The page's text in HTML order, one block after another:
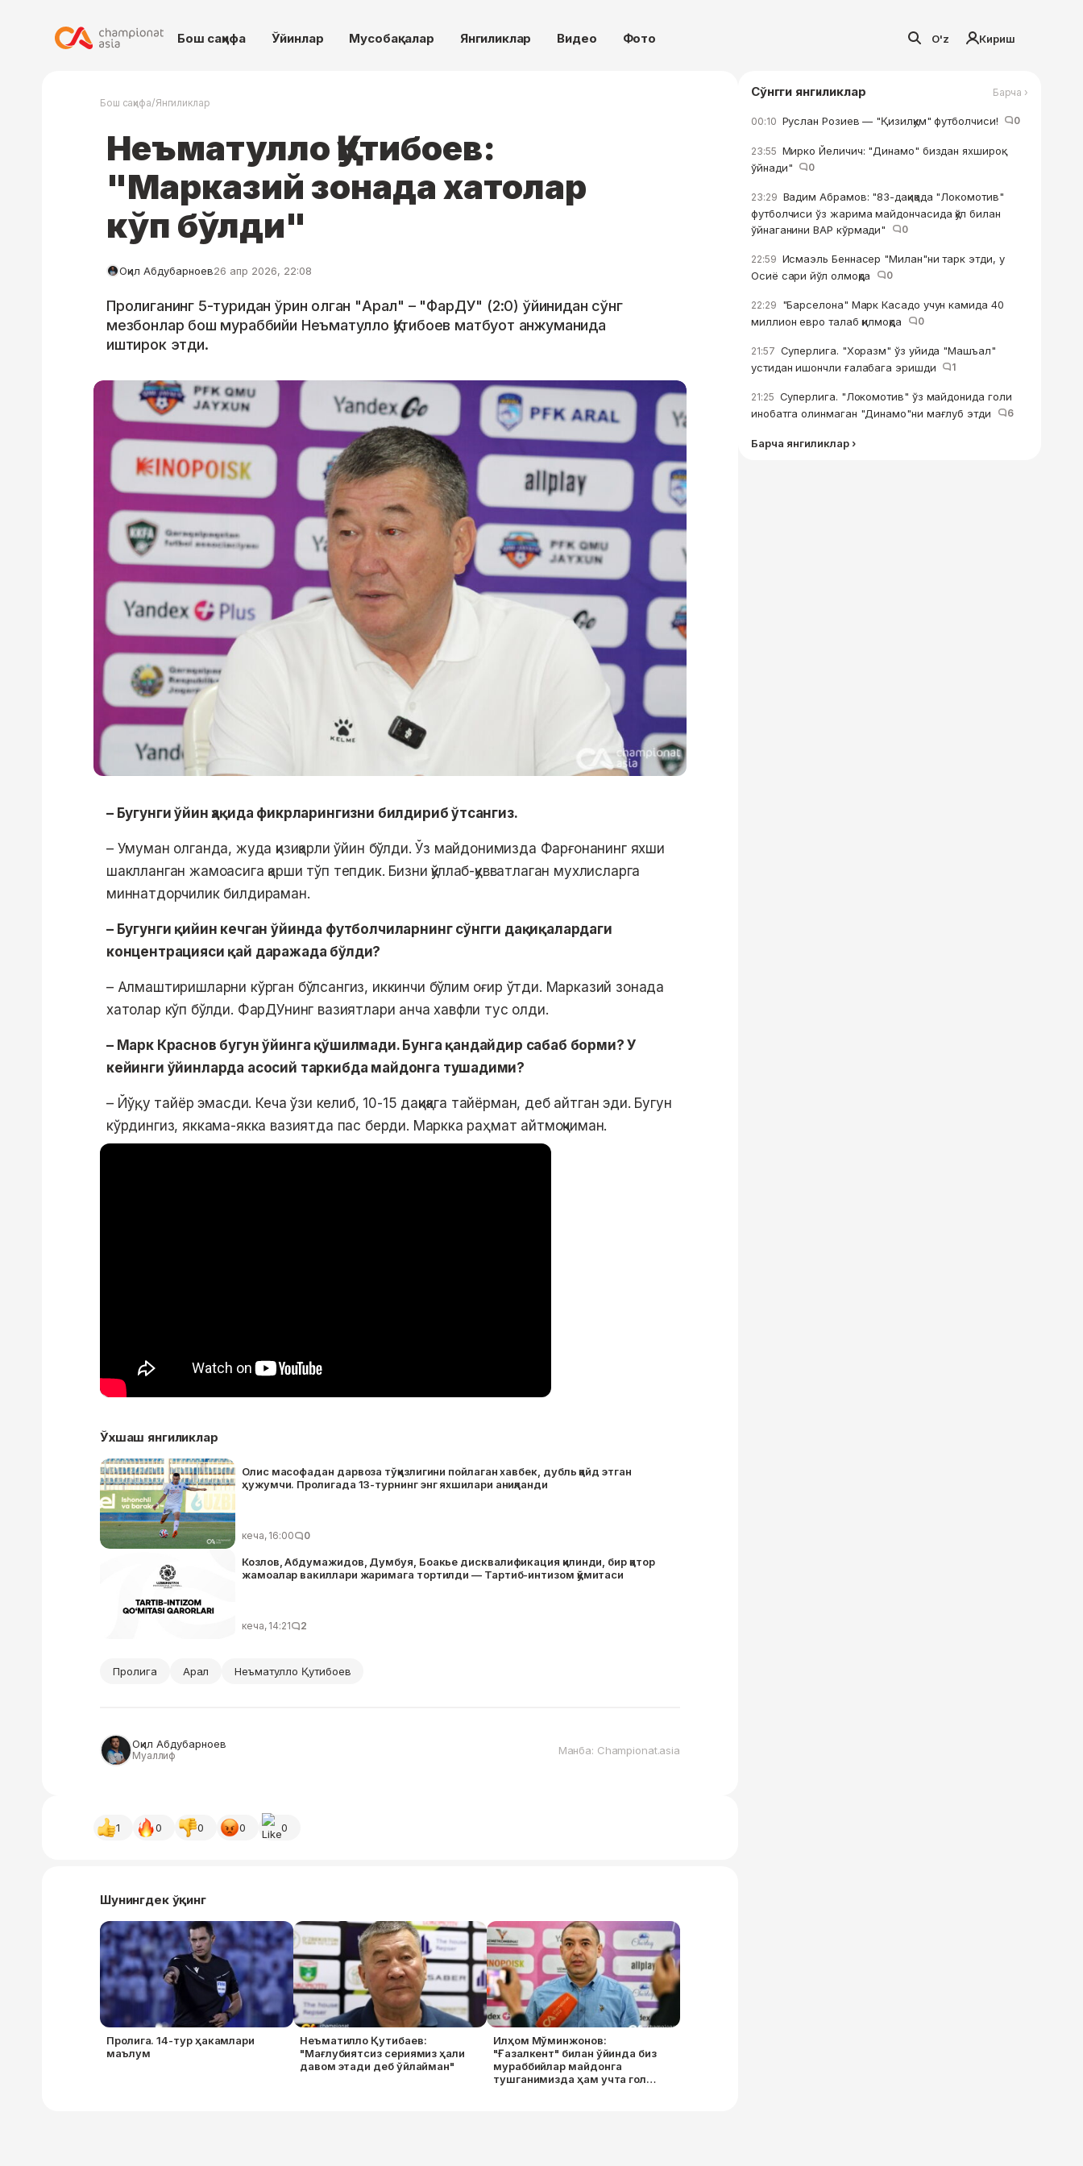
Бош саҳифа Ўйинлар Мусобақалар Янгиликлар Видео Фото O'z Кириш
Бош саҳифа/Янгиликлар
Неъматулло Қутибоев:
"Марказий зонада хатолар
кўп бўлди"
Оқил Абдубарноев26 апр 2026, 22:08
Пролиганинг 5-туридан ўрин олган "Арал" – "ФарДУ" (2:0) ўйинидан сўнг
мезбонлар бош мураббийи Неъматулло Қутибоев матбуот анжуманида
иштирок этди.
– Бугунги ўйин ҳақида фикрларингизни билдириб ўтсангиз.
– Умуман олганда, жуда қизиқарли ўйин бўлди. Ўз майдонимизда Фарғонанинг яхши
шаклланган жамоасига қарши тўп тепдик. Бизни қўллаб-қувватлаган мухлисларга
миннатдорчилик билдираман.
– Бугунги қийин кечган ўйинда футболчиларнинг сўнгги дақиқалардаги
концентрацияси қай даражада бўлди?
– Алмаштиришларни кўрган бўлсангиз, иккинчи бўлим оғир ўтди. Марказий зонада
хатолар кўп бўлди. ФарДУнинг вазиятлари анча хавфли тус олди.
– Марк Краснов бугун ўйинга қўшилмади. Бунга қандайдир сабаб борми? У
кейинги ўйинларда асосий таркибда майдонга тушадими?
– Йўқ, у тайёр эмасди. Кеча ўзи келиб, 10-15 дақиқага тайёрман, деб айтган эди. Бугун
кўрдингиз, яккама-якка вазиятда пас берди. Маркка раҳмат айтмоқчиман.
Ўхшаш янгиликлар
Олис масофадан дарвоза тўққизлигини пойлаган хавбек, дубль қайд этган
ҳужумчи. Пролигада 13-турнинг энг яхшилари аниқланди
кеча, 16:00 0
Козлов, Абдумажидов, Думбуя, Боакье дисквалификация қилинди, бир қатор
жамоалар вакиллари жаримага тортилди — Тартиб-интизом қўмитаси
кеча, 14:21 2
Пролига Арал Неъматулло Қутибоев
Оқил Абдубарноев
Муаллиф Манба: Championat.asia
1 0 0 0 0
Шунингдек ўқинг
Пролига. 14-тур ҳакамлари
маълум
Неъматилло Қутибаев:
"Мағлубиятсиз сериямиз ҳали
давом этади деб ўйлайман"
Илҳом Мўминжонов:
"Ғазалкент" билан ўйинда биз
мураббийлар майдонга
тушганимизда ҳам учта гол
Сўнгги янгиликлар Барча ›
00:10 Руслан Розиев — "Қизилқум" футболчиси! 0
23:55 Мирко Йеличич: "Динамо" биздан яхшироқ
ўйнади"
0
23:29 Вадим Абрамов: "83-дақиқада "Локомотив"
футболчиси ўз жарима майдончасида қўл билан
ўйнаганини ВАР кўрмади"
0
22:59 Исмаэль Беннасер "Милан"ни тарк этди, у
Осиё сари йўл олмоқда
0
22:29 "Барселона" Марк Касадо учун камида 40
миллион евро талаб қилмоқда
0
21:57 Суперлига. "Хоразм" ўз уйида "Машъал"
устидан ишончли ғалабага эришди
1
21:25 Суперлига. "Локомотив" ўз майдонида голи
инобатга олинмаган "Динамо"ни мағлуб этди
6
Барча янгиликлар ›